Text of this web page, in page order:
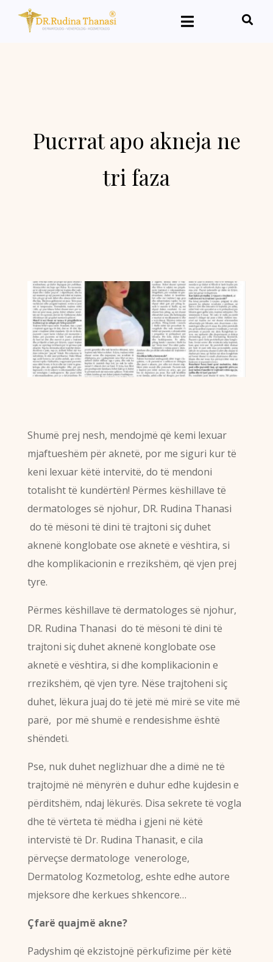
Pucrrat apo akneja ne
tri faza
Shumë prej nesh, mendojmë që kemi lexuar
mjaftueshëm për aknetë, por me siguri kur të
keni lexuar këtë intervitë, do të mendoni
totalisht të kundërtën! Përmes këshillave të
dermatologes së njohur, DR. Rudina Thanasi
do të mësoni të dini të trajtoni siç duhet
aknenë konglobate ose aknetë e vështira, si
dhe komplikacionin e rrezikshëm, që vjen prej
tyre.
Përmes këshillave të dermatologes së njohur,
DR. Rudina Thanasi do të mësoni të dini të
trajtoni siç duhet aknenë konglobate ose
aknetë e vështira, si dhe komplikacionin e
rrezikshëm, që vjen tyre. Nëse trajtoheni siç
duhet, lëkura juaj do të jetë më mirë se vite më
parë, por më shumë e rendesishme është
shëndeti.
Pse, nuk duhet neglizhuar dhe a dimë ne të
trajtojmë në mënyrën e duhur edhe kujdesin e
përditshëm, ndaj lëkurës. Disa sekrete të vogla
dhe të vërteta të mëdha i gjeni në këtë
intervistë të Dr. Rudina Thanasit, e cila
përveçse dermatologe venerologe,
Dermatolog Kozmetolog, eshte edhe autore
mjeksore dhe kerkues shkencore…
Çfarë quajmë akne?
Padyshim që ekzistojnë përkufizime për këtë